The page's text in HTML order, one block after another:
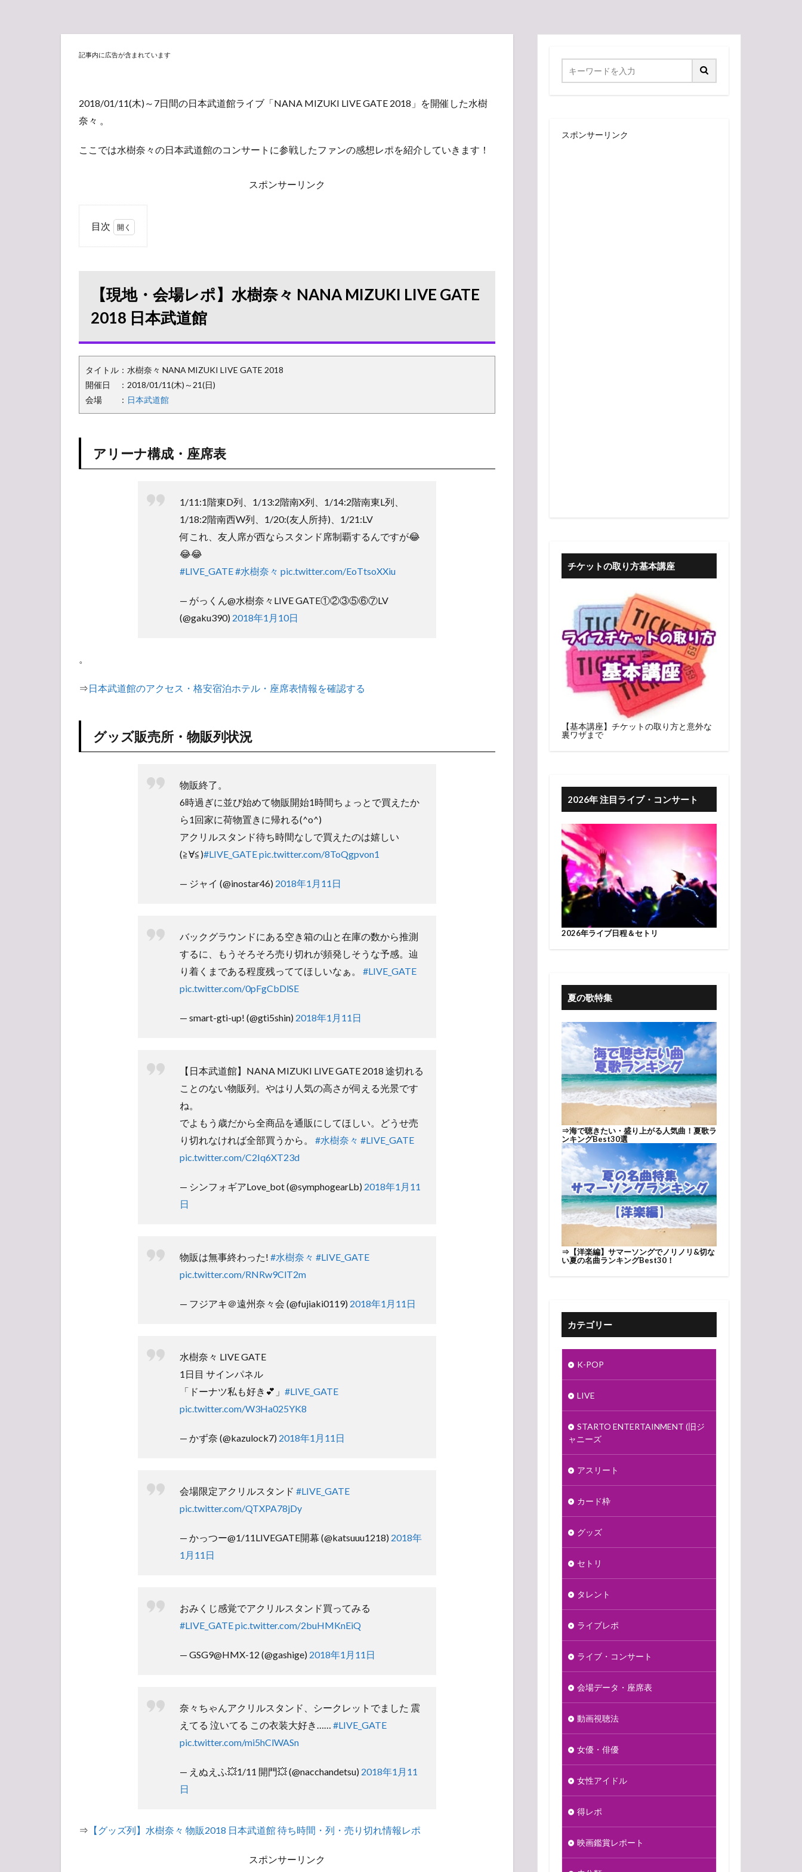
記事内に広告が含まれています
2018/01/11(木)～7日間の日本武道館ライブ 「NANA MIZUKI LIVE GATE 2018」を開催した水樹
奈々 。
ここでは水樹奈々の日本武道館のコンサートに参戦したファンの感想レポを紹介していきます！
スポンサーリンク
目次
ポ】水
NANA
LIVE
GATE
2018 日
本武道
館
1.1
構
成・
1.4
ツア
ク
1.5
【現地・会場レポ】水樹奈々 NANA MIZUKI LIVE GATE
2018 日本武道館
タイトル：水樹奈々 NANA MIZUKI LIVE GATE 2018
開催日 ：2018/01/11(木)～21(日)
会場 ： 日本武道館
アリーナ構成・座席表
1/11:1階東D列、1/13:2階南X列、1/14:2階南東L列、
1/18:2階南西W列、1/20:(友人所持)、1/21:LV
何これ、友人席が西ならスタンド席制覇するんですが😂
😂😂
#LIVE_GATE#水樹奈々 pic.twitter.com/EoTtsoXXiu
— がっくん@水樹奈々LIVE GATE①②③⑤⑥⑦LV
(@gaku390) 2018年1月10日
⇒日本武道館のアクセス・格安宿泊ホテル・座席表情報を確認する
グッズ販売所・物販列状況
物販終了。
6時過ぎに並び始めて物販開始1時間ちょっとで買えたか
ら1回家に荷物置きに帰れる(^o^)
アクリルスタンド待ち時間なしで買えたのは嬉しい
(≧∀≦)#LIVE_GATEpic.twitter.com/8ToQgpvon1
— ジャイ (@inostar46) 2018年1月11日
バックグラウンドにある空き箱の山と在庫の数から推測
するに、もうそろそろ売り切れが頻発しそうな予感。辿
り着くまである程度残っててほしいなぁ。 #LIVE_GATE
pic.twitter.com/0pFgCbDlSE
— smart-gti-up! (@gti5shin) 2018年1月11日
【日本武道館】NANA MIZUKI LIVE GATE 2018 途切れる
ことのない物販列。やはり人気の高さが伺える光景です
ね。
でよもう歳だから全商品を通販にしてほしい。どうせ売
り切れなければ全部買うから。 #水樹奈々 #LIVE_GATE
pic.twitter.com/C2Iq6XT23d
— シンフォギアLove_bot (@symphogearLb) 2018年1月11
日
物販は無事終わった! #水樹奈々 #LIVE_GATE
pic.twitter.com/RNRw9ClT2m
— フジアキ＠遠州奈々会 (@fujiaki0119) 2018年1月11日
水樹奈々 LIVE GATE
1日目 サインパネル
「ドーナツ私も好き💕」 #LIVE_GATE
pic.twitter.com/W3Ha025YK8
— かず奈 (@kazulock7) 2018年1月11日
会場限定アクリルスタンド #LIVE_GATE
pic.twitter.com/QTXPA78jDy
— かっつー@1/11LIVEGATE開幕 (@katsuuu1218) 2018年
1月11日
おみくじ感覚でアクリルスタンド買ってみる
#LIVE_GATEpic.twitter.com/2buHMKnEiQ
— GSG9@HMX-12 (@gashige) 2018年1月11日
奈々ちゃんアクリルスタンド、シークレットでました 震
えてる 泣いてる この衣装大好き…… #LIVE_GATE
pic.twitter.com/mi5hClWASn
— えぬえふ💥1/11 開門💥 (@nacchandetsu) 2018年1月11
日
⇒ 【グッズ列】水樹奈々 物販2018 日本武道館 待ち時間・列・売り切れ情報レポ
スポンサーリンク
スポンサーリンク
チケットの取り方基本講座
【基本講座】チケットの取り方と意外な
裏ワザまで
2026年 注目ライブ・コンサート
2026年ライブ日程＆セトリ
夏の歌特集
⇒海で聴きたい・盛り上がる人気曲！夏歌ラ
ンキングBest30選
⇒ 【洋楽編】サマーソングでノリノリ&切な
い夏の名曲ランキングBest30！
カテゴリー
K-POP
LIVE
STARTO ENTERTAINMENT (旧ジ
ャニーズ
アスリート
カード枠
グッズ
セトリ
タレント
ライブレポ
ライブ・コンサート
会場データ・座席表
動画視聴法
女優・俳優
女性アイドル
得レポ
映画鑑賞レポート